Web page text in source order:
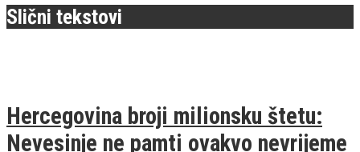
Slični tekstovi
Hercegovina broji milionsku štetu:
Nevesinje ne pamti ovakvo nevrijeme